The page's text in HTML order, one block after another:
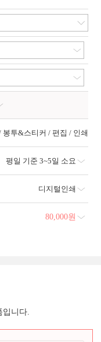
봉투&스티커 / 편집 / 인쇄
평일 기준 3~5일 소요
디지털인쇄
80,000원
입니다.